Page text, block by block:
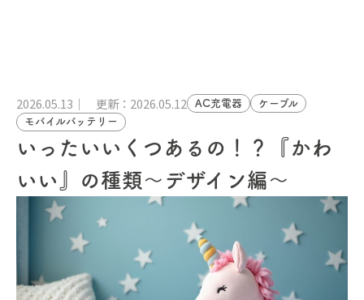
2026.05.13 更新：2026.05.12 AC充電器
ケーブル
モバイルバッテリー
いったいいくつあるの！？『かわ
いい』の種類～デザイン編～